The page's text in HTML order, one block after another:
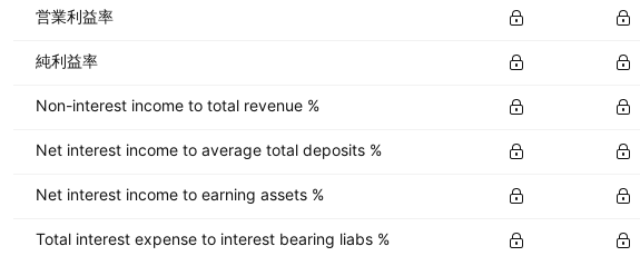
営業利益率
純利益率
Non-interest income to total revenue %
Net interest income to average total deposits %
Net interest income to earning assets %
Total interest expense to interest bearing liabs %